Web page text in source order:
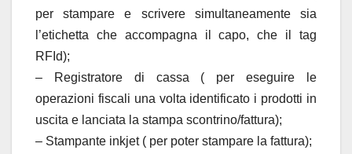
per stampare e scrivere simultaneamente sia
l’etichetta che accompagna il capo, che il tag
RFId);
– Registratore di cassa ( per eseguire le
operazioni fiscali una volta identificato i prodotti in
uscita e lanciata la stampa scontrino/fattura);
– Stampante inkjet ( per poter stampare la fattura);